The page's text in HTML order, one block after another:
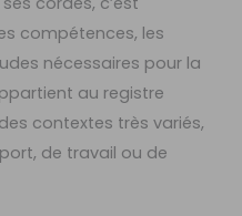
compétences, les
nécessaires pour la
au registre
contextes très variés,
de travail ou de